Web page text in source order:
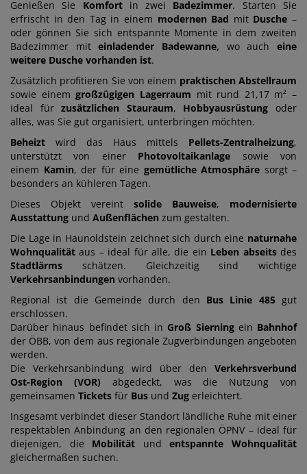
Genießen Sie Komfortin zwei Badezimmer. Starten Sie
erfrischt in den Tag in einem modernen Bad mit Dusche –
oder gönnen Sie sich entspannte Momente in dem zweiten
Badezimmer miteinladender Badewanne, wo aucheine
weitere Dusche vorhanden ist.
Zusätzlich profitieren Sie von einem praktischen Abstellraum
sowie einemgroßzügigen Lagerraum mit rund 21,17 m² –
ideal fürzusätzlichen Stauraum, Hobbyausrüstung oder
alles, was Sie gut organisiert, unterbringen möchten.
Beheizt wird das Haus mittels Pellets-Zentralheizung,
unterstützt von einer Photovoltaikanlage sowie von
einem Kamin, der für eine gemütliche Atmosphäre sorgt –
besonders an kühleren Tagen.
Dieses Objekt vereint solide Bauweise, modernisierte
Ausstattung und Außenflächen zum gestalten.
Die Lage in Haunoldstein zeichnet sich durch eine naturnahe
Wohnqualität aus – ideal für alle, die ein Leben abseitsdes
Stadtlärms schätzen. Gleichzeitig sind wichtige
Verkehrsanbindungen vorhanden.
Regional ist die Gemeinde durch den Bus Linie 485gut
erschlossen.
Darüber hinaus befindet sich in Groß Sierningein Bahnhof
der ÖBB, von dem aus regionale Zugverbindungen angeboten
werden.
Die Verkehrsanbindung wird über den Verkehrsverbund
Ost‑Region (VOR) abgedeckt, was die Nutzung von
gemeinsamen Tickets für Bus und Zug erleichtert.
Insgesamt verbindet dieser Standort ländliche Ruhe mit einer
respektablen Anbindung an den regionalen ÖPNV – ideal für
diejenigen, die Mobilität undentspannte
Wohnqualität
gleichermaßen suchen.